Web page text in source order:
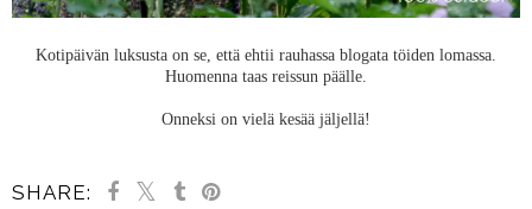
Kotipäivän luksusta on se, että ehtii rauhassa blogata töiden lomassa.
Huomenna taas reissun päälle.
Onneksi on vielä kesää jäljellä!
SHARE: